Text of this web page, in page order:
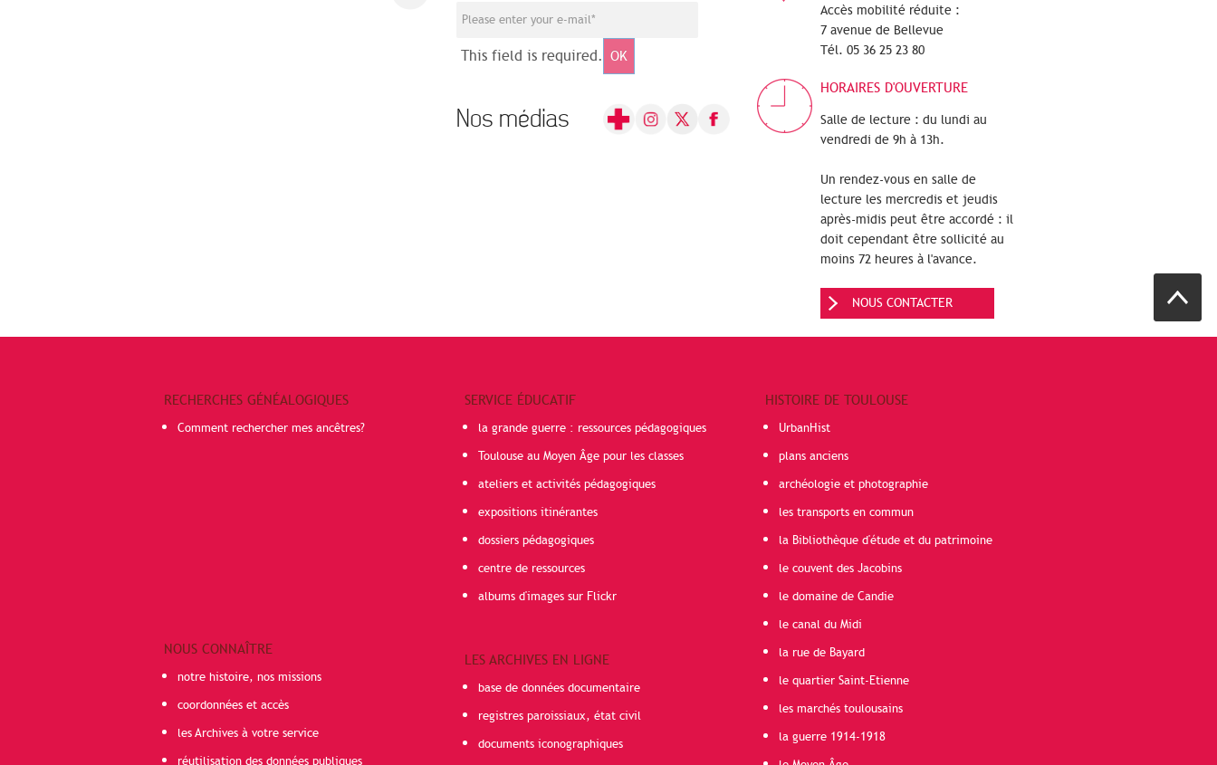
This field is required. OK
Nos médias
Accès mobilité réduite :
7 avenue de Bellevue
Tél. 05 36 25 23 80
HORAIRES D'OUVERTURE
Salle de lecture : du lundi au
vendredi de 9h à 13h.
Un rendez-vous en salle de
lecture les mercredis et jeudis
après-midis peut être accordé : il
doit cependant être sollicité au
moins 72 heures à l'avance.
NOUS CONTACTER
RECHERCHES GÉNÉALOGIQUES
Comment rechercher mes ancêtres?
NOUS CONNAÎTRE
notre histoire, nos missions
coordonnées et accès
les Archives à votre service
réutilisation des données publiques
SERVICE ÉDUCATIF
la grande guerre : ressources pédagogiques
Toulouse au Moyen Âge pour les classes
ateliers et activités pédagogiques
expositions itinérantes
dossiers pédagogiques
centre de ressources
albums d'images sur Flickr
LES ARCHIVES EN LIGNE
base de données documentaire
registres paroissiaux, état civil
documents iconographiques
HISTOIRE DE TOULOUSE
UrbanHist
plans anciens
archéologie et photographie
les transports en commun
la Bibliothèque d'étude et du patrimoine
le couvent des Jacobins
le domaine de Candie
le canal du Midi
la rue de Bayard
le quartier Saint-Etienne
les marchés toulousains
la guerre 1914-1918